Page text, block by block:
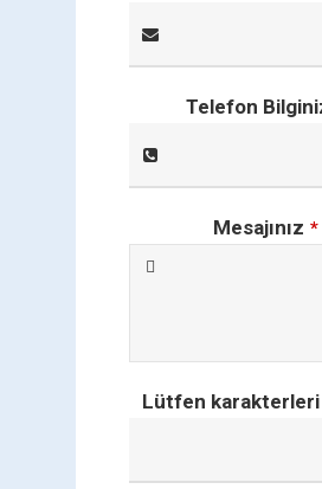
Telefon
Mesajınız *
Lütfen karakterleri